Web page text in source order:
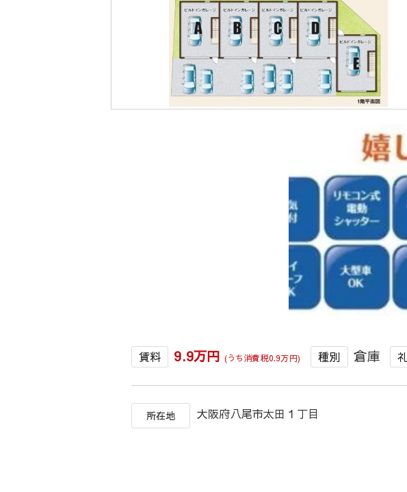
賃料 9.9万円 (うち消費税0.9万円) 種別 倉庫
所在地 大阪府八尾市太田１丁目